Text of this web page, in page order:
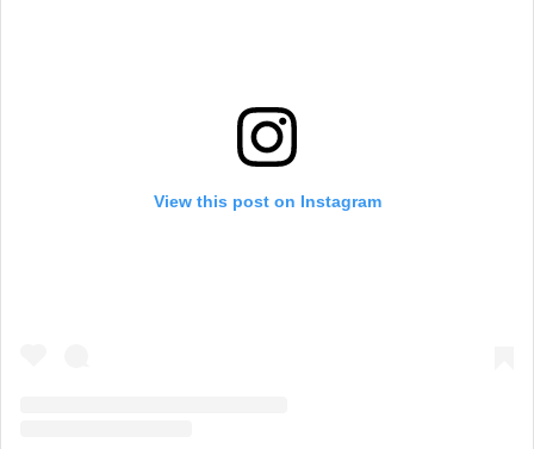
View this post on Instagram